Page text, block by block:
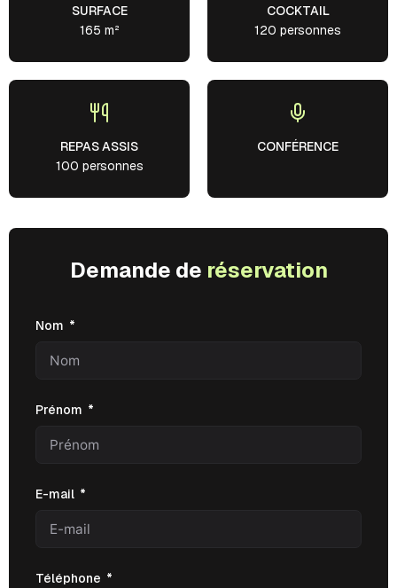
SURFACE
165 m²
COCKTAIL
120 personnes
REPAS ASSIS
100 personnes
CONFÉRENCE
Demande de réservation
Nom
Prénom
E-mail
Téléphone